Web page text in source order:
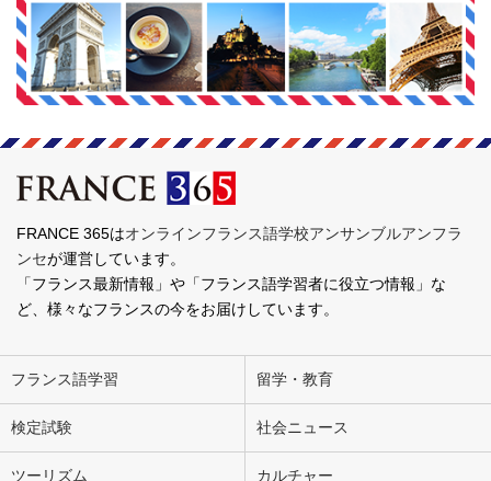
FRANCE 365はオンラインフランス語学校アンサンブルアンフラ
ンセが運営しています。
「フランス最新情報」や「フランス語学習者に役立つ情報」な
ど、様々なフランスの今をお届けしています。
フランス語学習 留学・教育
検定試験 社会ニュース
ツーリズム カルチャー